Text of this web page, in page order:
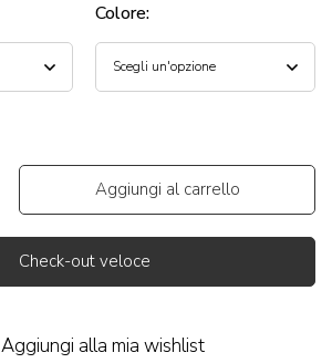
Colore:
Aggiungi al carrello
Check-out veloce
Aggiungi alla mia wishlist